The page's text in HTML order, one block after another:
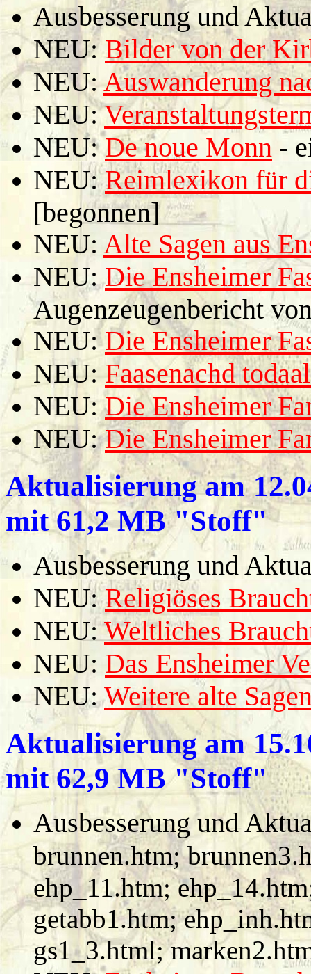
Ausbesserung und
NEU:Bilder von der
NEU:Auswanderung
NEU:
NEU:De noue Monn -
NEU:Reimlexikon für
[begonnen]
NEU: Alte Sagen aus
NEU:Die Ensheimer
Augenzeugenbericht
NEU:Die Ensheimer
NEU:Faasenachd
NEU:Die Ensheimer
NEU:Die Ensheimer
Aktualisierung am
mit 61,2 MB "Stoff"
Ausbesserung und
NEU:Religiöses
NEU:Weltliches
NEU: Das Ensheimer
NEU:Weitere alte
Aktualisierung am
mit 62,9 MB "Stoff"
Ausbesserung und
brunnen.htm;
ehp_11.htm;
getabb1.htm;
gs1_3.html;